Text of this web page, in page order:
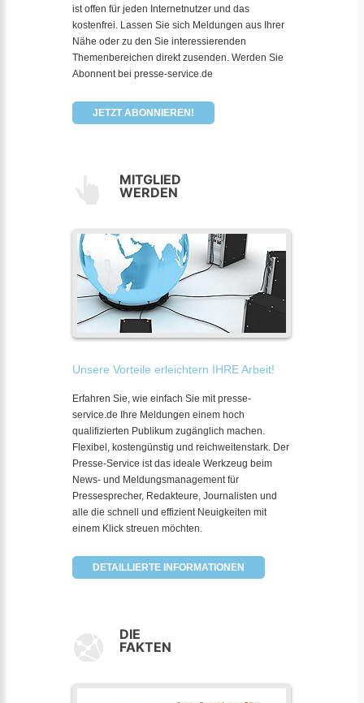
ist offen für jeden Internetnutzer und das
kostenfrei. Lassen Sie sich Meldungen aus Ihrer
Nähe oder zu den Sie interessierenden
Themenbereichen direkt zusenden. Werden Sie
Abonnent bei presse-service.de
JETZT ABONNIEREN!
MITGLIED
WERDEN
Unsere Vorteile erleichtern IHRE Arbeit!
Erfahren Sie, wie einfach Sie mit presse-
service.de Ihre Meldungen einem hoch
qualifizierten Publikum zugänglich machen.
Flexibel, kostengünstig und reichweitenstark. Der
Presse-Service ist das ideale Werkzeug beim
News- und Meldungsmanagement für
Pressesprecher, Redakteure, Journalisten und
alle die schnell und effizient Neuigkeiten mit
einem Klick streuen möchten.
DETAILLIERTE INFORMATIONEN
DIE
FAKTEN